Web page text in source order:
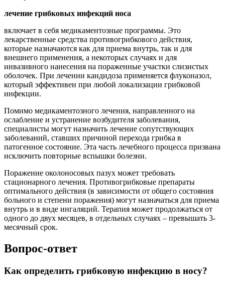
лечение грибковых инфекций носа
включает в себя медикаментозные программы. Это
лекарственные средства противогрибкового действия,
которые назначаются как для приема внутрь, так и для
внешнего применения, а некоторых случаях и для
инвазивного нанесения на пораженные участки слизистых
оболочек. При лечении кандидоза применяется флуконазол,
который эффективен при любой локализации грибковой
инфекции.
Помимо медикаментозного лечения, направленного на
ослабление и устранение возбудителя заболевания,
специалисты могут назначить лечение сопутствующих
заболеваний, ставших причиной перехода грибка в
патогенное состояние. Эта часть лечебного процесса призвана
исключить повторные вспышки болезни.
Поражение околоносовых пазух может требовать
стационарного лечения. Противогрибковые препараты
оптимального действия (в зависимости от общего состояния
больного и степени поражения) могут назначаться для приема
внутрь и в виде ингаляций. Терапия может продолжаться от
одного до двух месяцев, в отдельных случаях – превышать 3-
месячный срок.
Вопрос-ответ
Как определить грибковую инфекцию в носу?